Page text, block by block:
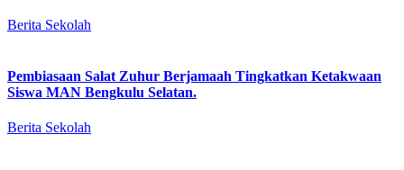
Berita Sekolah
Pembiasaan Salat Zuhur Berjamaah Tingkatkan Ketakwaan
Siswa MAN Bengkulu Selatan.
Berita Sekolah